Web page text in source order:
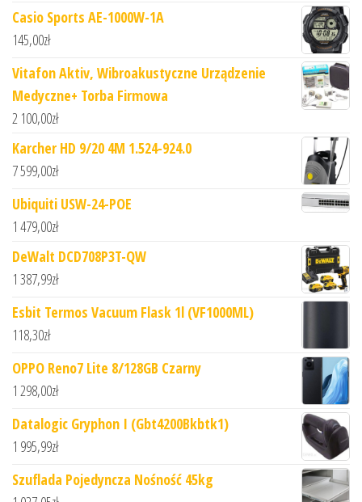
Casio Sports AE-1000W-1A
145,00zł
Vitafon Aktiv, Wibroakustyczne Urządzenie
Medyczne+ Torba Firmowa
2 100,00zł
Karcher HD 9/20 4M 1.524-924.0
7 599,00zł
Ubiquiti USW-24-POE
1 479,00zł
DeWalt DCD708P3T-QW
1 387,99zł
Esbit Termos Vacuum Flask 1l (VF1000ML)
118,30zł
OPPO Reno7 Lite 8/128GB Czarny
1 298,00zł
Datalogic Gryphon I (Gbt4200Bkbtk1)
1 995,99zł
Szuflada Pojedyncza Nośność 45kg